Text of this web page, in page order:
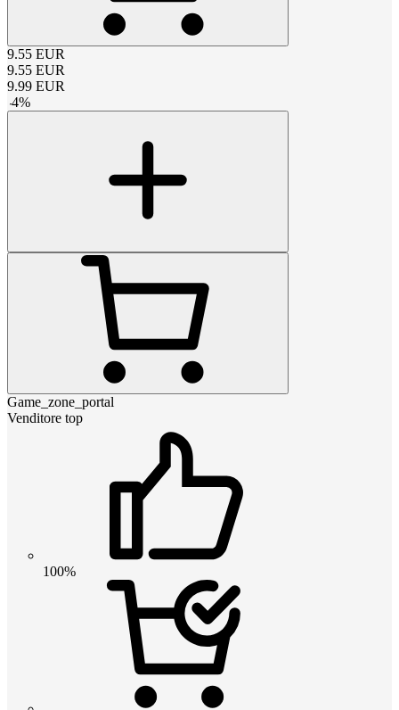
9.55 EUR
9.55 EUR
9.99 EUR
-4%
Game_zone_portal
Venditore top
100%